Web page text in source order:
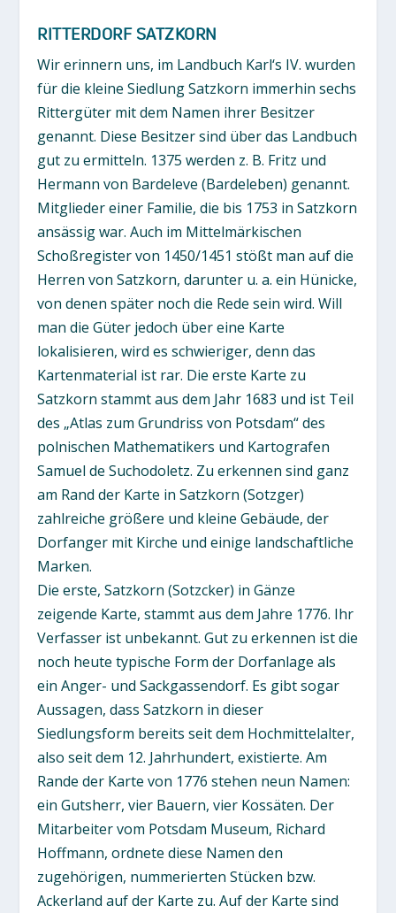
RITTERDORF SATZKORN
Wir erinnern uns, im Landbuch Karl‘s IV. wurden
für die kleine Siedlung Satzkorn immerhin sechs
Rittergüter mit dem Namen ihrer Besitzer
genannt. Diese Besitzer sind über das Landbuch
gut zu ermitteln. 1375 werden z. B. Fritz und
Hermann von Bardeleve (Bardeleben) genannt.
Mitglieder einer Familie, die bis 1753 in Satzkorn
ansässig war. Auch im Mittelmärkischen
Schoßregister von 1450/1451 stößt man auf die
Herren von Satzkorn, darunter u. a. ein Hünicke,
von denen später noch die Rede sein wird. Will
man die Güter jedoch über eine Karte
lokalisieren, wird es schwieriger, denn das
Kartenmaterial ist rar. Die erste Karte zu
Satzkorn stammt aus dem Jahr 1683 und ist Teil
des „Atlas zum Grundriss von Potsdam“ des
polnischen Mathematikers und Kartografen
Samuel de Suchodoletz. Zu erkennen sind ganz
am Rand der Karte in Satzkorn (Sotzger)
zahlreiche größere und kleine Gebäude, der
Dorfanger mit Kirche und einige landschaftliche
Marken.
Die erste, Satzkorn (Sotzcker) in Gänze
zeigende Karte, stammt aus dem Jahre 1776. Ihr
Verfasser ist unbekannt. Gut zu erkennen ist die
noch heute typische Form der Dorfanlage als
ein Anger- und Sackgassendorf. Es gibt sogar
Aussagen, dass Satzkorn in dieser
Siedlungsform bereits seit dem Hochmittelalter,
also seit dem 12. Jahrhundert, existierte. Am
Rande der Karte von 1776 stehen neun Namen:
ein Gutsherr, vier Bauern, vier Kossäten. Der
Mitarbeiter vom Potsdam Museum, Richard
Hoffmann, ordnete diese Namen den
zugehörigen, nummerierten Stücken bzw.
Ackerland auf der Karte zu. Auf der Karte sind